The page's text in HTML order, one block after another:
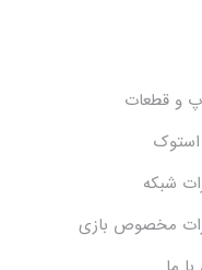
و قطعات
استوک
شبکه
مخصوص بازی